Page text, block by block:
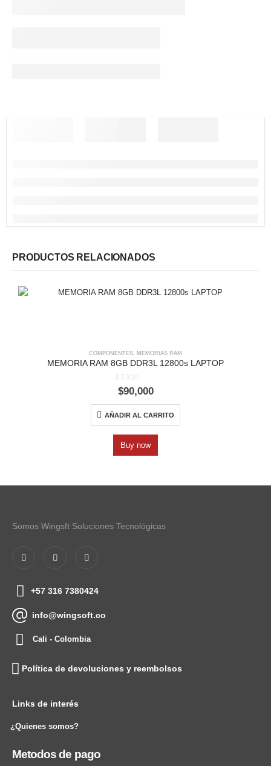
PRODUCTOS RELACIONADOS
COMPONENTES, MEMORIAS RAM
MEMORIA RAM 8GB DDR3L 12800s LAPTOP
0out of 5
$90,000
AÑADIR AL CARRITO
Buy now
Somos Wingsft Soluciones Tecnológicas
+57 316 7380424
info@wingsoft.co
Cali - Colombia
Política de devoluciones y reembolsos
Links de interés
¿Quienes somos?
Metodos de pago